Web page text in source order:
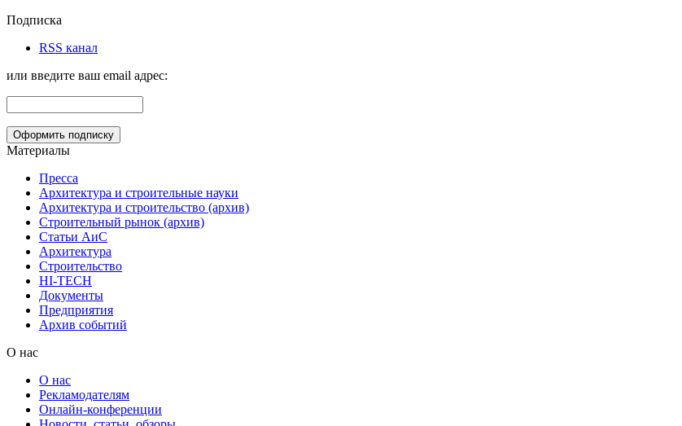
Подписка
RSS канал
или введите ваш email адрес:
Материалы
Пресса
Архитектура и строительные науки
Архитектура и строительство (архив)
Строительный рынок (архив)
Статьи АиС
Архитектура
Строительство
HI-TECH
Документы
Предприятия
Архив событий
О нас
О нас
Рекламодателям
Онлайн-конференции